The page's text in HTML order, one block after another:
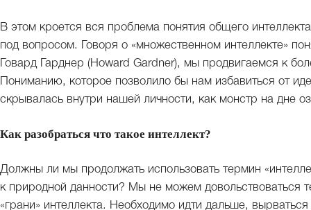
В этом кроется вся проблема понятия общего
под вопросом. Говоря о «множественном интеллекте»
Говард Гарднер (Howard Gardner), мы продвигаемся к
Пониманию, которое позволило бы нам избавиться от
скрывалась внутри нашей личности, как монстр на дне
Как разобраться что такое интеллект?
Должны ли мы продолжать использовать термин
к природной данности? Мы не можем довольствоваться
«грани» интеллекта. Необходимо идти дальше,